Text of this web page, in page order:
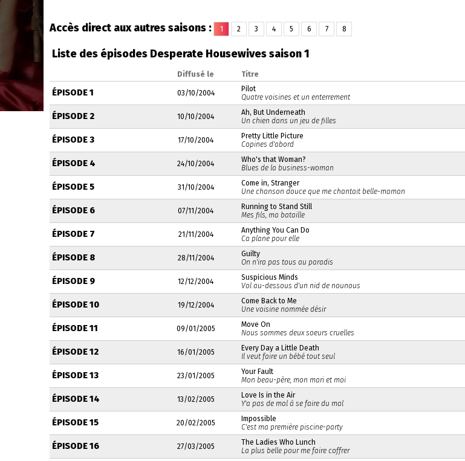
Accès direct aux autres saisons : 1 2 3 4 5 6 7 8
Liste des épisodes Desperate Housewives saison 1
Diffusé le Titre
ÉPISODE 1 03/10/2004
Pilot
Quatre voisines et un enterrement
ÉPISODE 2 10/10/2004
Ah, But Underneath
Un chien dans un jeu de filles
ÉPISODE 3 17/10/2004
Pretty Little Picture
Copines d'abord
ÉPISODE 4 24/10/2004
Who's that Woman?
Blues de la business-woman
ÉPISODE 5 31/10/2004
Come in, Stranger
Une chanson douce que me chantait belle-maman
ÉPISODE 6 07/11/2004
Running to Stand Still
Mes fils, ma bataille
ÉPISODE 7 21/11/2004
Anything You Can Do
Ca plane pour elle
ÉPISODE 8 28/11/2004
Guilty
On n'ira pas tous au paradis
ÉPISODE 9 12/12/2004
Suspicious Minds
Vol au-dessous d'un nid de nounous
ÉPISODE 10 19/12/2004
Come Back to Me
Une voisine nommée désir
ÉPISODE 11 09/01/2005
Move On
Nous sommes deux soeurs cruelles
ÉPISODE 12 16/01/2005
Every Day a Little Death
Il veut faire un bébé tout seul
ÉPISODE 13 23/01/2005
Your Fault
Mon beau-père, mon mari et moi
ÉPISODE 14 13/02/2005
Love Is in the Air
Y'a pas de mal à se faire du mal
ÉPISODE 15 20/02/2005
Impossible
C'est ma première piscine-party
ÉPISODE 16 27/03/2005
The Ladies Who Lunch
La plus belle pour me faire coffrer